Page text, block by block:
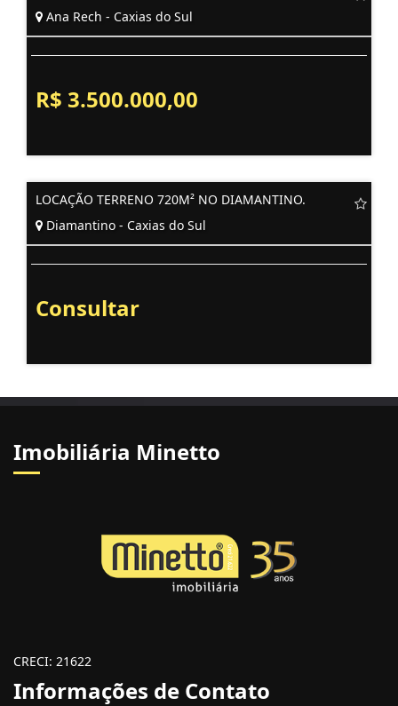
Ana Rech - Caxias do Sul
R$ 3.500.000,00
LOCAÇÃO TERRENO 720M² NO DIAMANTINO.
Diamantino - Caxias do Sul
Consultar
Imobiliária Minetto
CRECI: 21622
Informações de Contato